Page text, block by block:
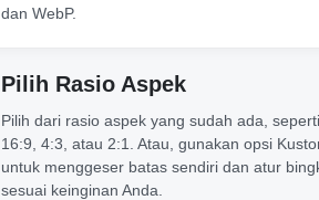
dan WebP.
Pilih Rasio Aspek
Pilih dari rasio aspek yang sudah ada, seperti
16:9, 4:3, atau 2:1. Atau, gunakan opsi
untuk menggeser batas sendiri dan atur
sesuai keinginan Anda.